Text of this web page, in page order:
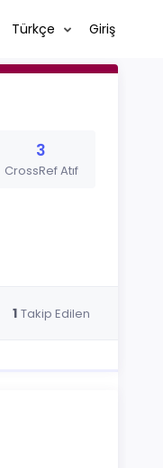
Türkçe Giriş
3
CrossRef Atıf
1 Takip Edilen